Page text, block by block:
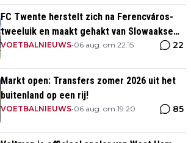
FC Twente herstelt zich na Ferencváros-
tweeluik en maakt gehakt van Slowaakse
opponent
VOETBALNIEUWS•06 aug. om 22:15 22
Markt open: Transfers zomer 2026 uit het
buitenland op een rij!
VOETBALNIEUWS•06 aug. om 19:20 85